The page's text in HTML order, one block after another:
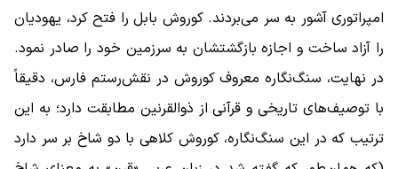
امپراتوری آشور به سر می‌بردند. کوروش بابل را فتح کرد، یهودیان
را آزاد ساخت و اجازه بازگشتشان به سرزمین خود را صادر نمود.
در نهایت، سنگ‌نگاره معروف کوروش در نقش‌رستم فارس، دقیقاً
با توصیف‌های تاریخی و قرآنی از ذوالقرنین مطابقت دارد؛ به این
ترتیب که در این سنگ‌نگاره، کوروش کلاهی با دو شاخ بر سر دارد